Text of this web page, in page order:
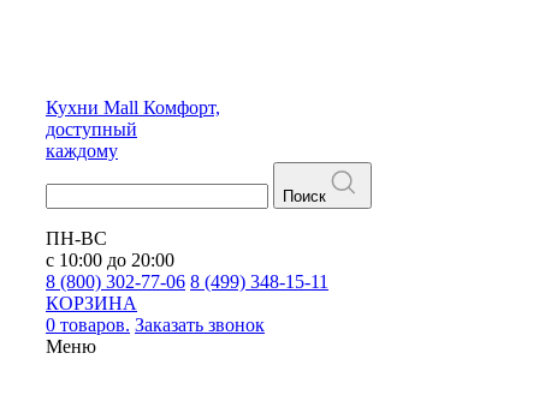
Кухни Mall Комфорт,
доступный
каждому
Поиск
ПН-ВС
с 10:00 до 20:00
8 (800) 302-77-06 8 (499) 348-15-11
КОРЗИНА
0 товаров. Заказать звонок
Меню